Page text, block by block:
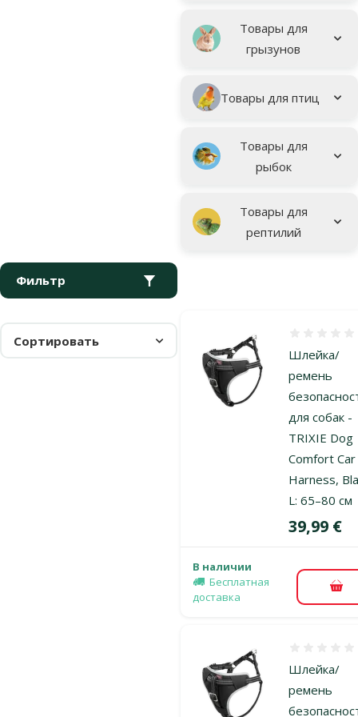
Товары для
грызунов
Товары для птиц
Товары для
рыбок
Товары для
рептилий
Фильтр
Сортировать
Шлейка/
ремень
для собак -
TRIXIE Dog
Comfort Car
Harness,
L: 65–80 cм
Цена
39,99 €
В наличии
Бесплатная
доставка
В
Шлейка/
ремень